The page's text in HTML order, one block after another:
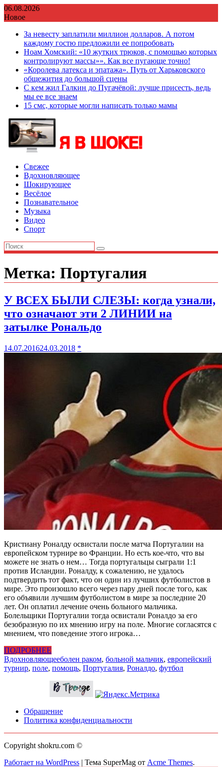
Перейти
к
06.08.2026
Новое
За невесту заплатили миллион долларов. А потом
каждому гостю предложили ее попробовать
Ноам Хомский: «10 жутких трюков, с помощью которых
контролируют массы»». Как все пугающе точно!
«Королева латекса и эпатажа». Путь от Харьковского
общежития до большой сцены
С кем жил Галкин до Пугачёвой: лучше присесть, ведь
мы ее все знаем
15 смс, которые могли написать только мамы
Свежее
Вдохновляющее
Шокирующее
Весёлое
Познавательное
Музыка
Видео
Спорт
Метка: Португалия
У ВСЕХ БЫЛИ СЛЕЗЫ: когда узнали,
что означают эти 2 ЛИНИИ на
затылке Рональдо
14.07.201624.03.2018 *
Кристиану Роналду освистали после матча Португалии на
европейском турнире во Франции. Но есть кое-что, что вы
можете не знать о нем… Тогда португальцы сыграли 1:1
против Исландии. Роналду, к сожалению, не удалось
подтвердить тот факт, что он один из лучших футболистов в
мире. Это произошло всего через пару дней после того, как
его объявили лучшим футболистом в мире за последние 20
лет. Он оплатил лечение очень больного мальчика.
Болельщики Португалии тогда освистали Роналдо за его
безобразную по их мнению игру на поле. Многие согласятся с
мнением, что поведение этого игрока…
ПОДРОБНЕЕ
Вдохновляющееболен раком, больной мальчик, европейский
турнир, поле, помощь, Португалия, Роналдо, футбол
Обращение
Политика конфиденциальности
Copyright shokru.com ©
Работает на WordPress | Тема SuperMag от Acme Themes.